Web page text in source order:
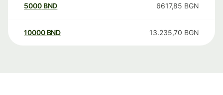
5000 BND 6617,85 BGN
10000 BND 13.235,70 BGN